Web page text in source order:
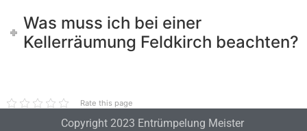
Was muss ich bei einer
Kellerräumung Feldkirch beachten?
Rate this page
Copyright 2023 Entrümpelung Meister